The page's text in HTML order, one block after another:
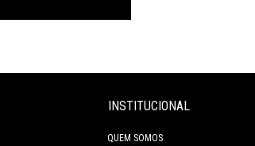
INSTITUCIONAL
QUEM SOMOS